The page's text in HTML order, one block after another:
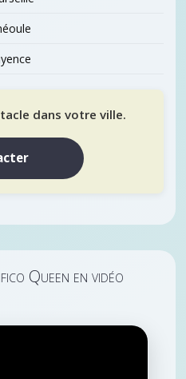
dans votre ville.
Queen en vidéo